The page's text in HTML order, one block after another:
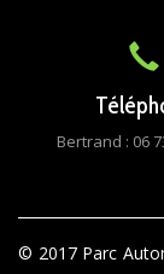
Bertrand : 06
© 2017 Parc